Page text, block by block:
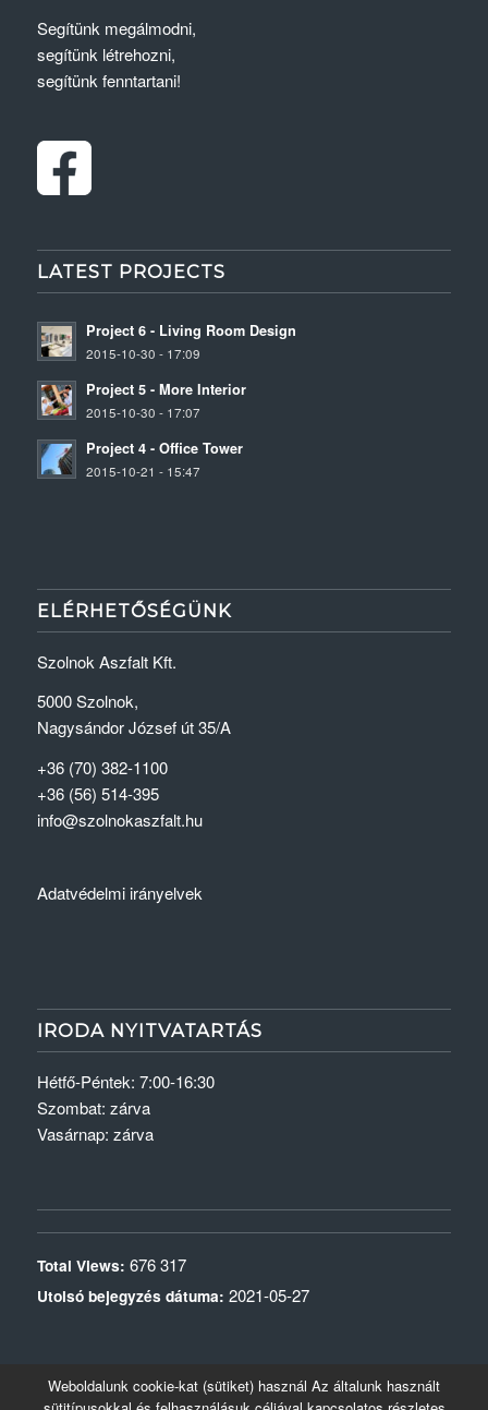
Segítünk megálmodni,
segítünk létrehozni,
segítünk fenntartani!
LATEST PROJECTS
Project 6 - Living Room Design
2015-10-30 - 17:09
Project 5 - More Interior
2015-10-30 - 17:07
Project 4 - Office Tower
2015-10-21 - 15:47
ELÉRHETŐSÉGÜNK
Szolnok Aszfalt Kft.
5000 Szolnok,
Nagysándor József út 35/A
+36 (70) 382-1100
+36 (56) 514-395
info@szolnokaszfalt.hu
Adatvédelmi irányelvek
IRODA NYITVATARTÁS
Hétfő-Péntek: 7:00-16:30
Szombat: zárva
Vasárnap: zárva
Total Views: 676 317
Utolsó bejegyzés dátuma: 2021-05-27
Weboldalunk cookie-kat (sütiket) használ Az általunk használt